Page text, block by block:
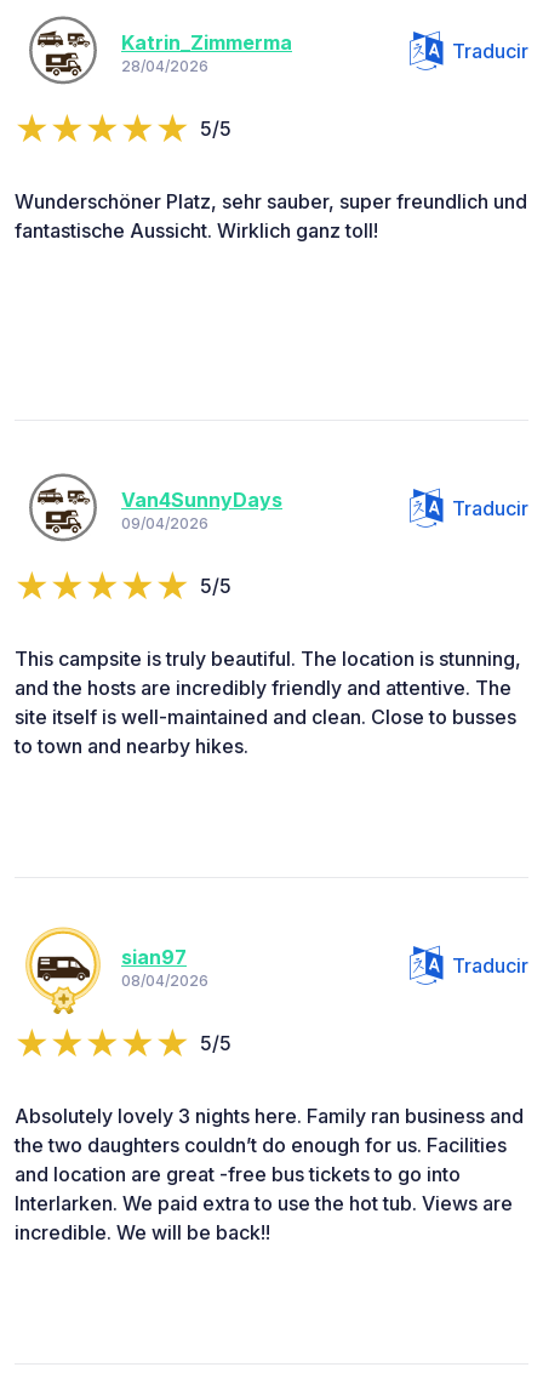
Katrin_Zimmerma
28/04/2026
Traducir
5/5
Wunderschöner Platz, sehr sauber, super freundlich und
fantastische Aussicht. Wirklich ganz toll!
Van4SunnyDays
09/04/2026
Traducir
5/5
This campsite is truly beautiful. The location is stunning,
and the hosts are incredibly friendly and attentive. The
site itself is well-maintained and clean. Close to busses
to town and nearby hikes.
sian97
08/04/2026
Traducir
5/5
Absolutely lovely 3 nights here. Family ran business and
the two daughters couldn’t do enough for us. Facilities
and location are great -free bus tickets to go into
Interlarken. We paid extra to use the hot tub. Views are
incredible. We will be back!!